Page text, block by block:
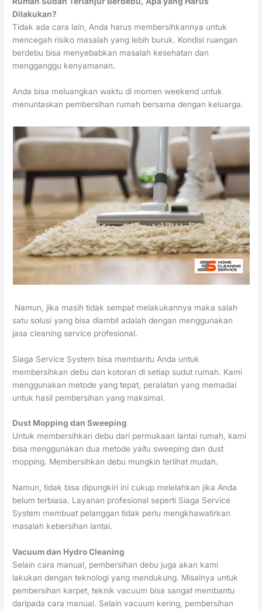
Dilakukan?
Tidak ada cara lain, Anda harus membersihkannya untuk
mencegah risiko masalah yang lebih buruk. Kondisi ruangan
berdebu bisa menyebabkan masalah kesehatan dan
mengganggu kenyamanan.
Anda bisa meluangkan waktu di momen weekend untuk
menuntaskan pembersihan rumah bersama dengan keluarga.
Namun, jika masih tidak sempat melakukannya maka salah
satu solusi yang bisa diambil adalah dengan menggunakan
jasa cleaning service profesional.
Siaga Service System bisa membantu Anda untuk
membersihkan debu dan kotoran di setiap sudut rumah. Kami
menggunakan metode yang tepat, peralatan yang memadai
untuk hasil pembersihan yang maksimal.
Dust Mopping dan Sweeping
Untuk membersihkan debu dari permukaan lantai rumah, kami
bisa menggunakan dua metode yaitu sweeping dan dust
mopping. Membersihkan debu mungkin terlihat mudah.
Namun, tidak bisa dipungkiri ini cukup melelahkan jika Anda
belum terbiasa. Layanan profesional seperti Siaga Service
System membuat pelanggan tidak perlu mengkhawatirkan
masalah kebersihan lantai.
Vacuum dan Hydro Cleaning
Selain cara manual, pembersihan debu juga akan kami
lakukan dengan teknologi yang mendukung. Misalnya untuk
pembersihan karpet, teknik vacuum bisa sangat membantu
daripada cara manual. Selain vacuum kering, pembersihan